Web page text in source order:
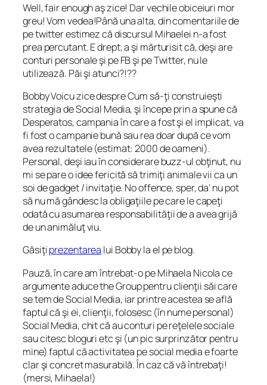
Well, fair enough aş zice! Dar vechile obiceiuri mor
greu! Vom vedea!Până una alta, din comentariile de
pe twitter estimez că discursul Mihaelei n-a fost
prea percutant. E drept, a şi mărturisit că, deşi are
conturi personale şi pe FB şi pe Twitter, nu le
utilizează. Păi şi atunci?!??
Bobby Voicu zice despre Cum să-ţi construieşti
strategia de Social Media, şi începe prin a spune că
Desperatos, campania în care a fost şi el implicat, va
fi fost o campanie bună sau rea doar după ce vom
avea rezultatele (estimat: 2000 de oameni).
Personal, deşi iau în considerare buzz-ul obţinut, nu
mi se pare o idee fericită să trimiţi animale vii ca un
soi de gadget / invitaţie. No offence, sper, da’ nu pot
să nu mă gândesc la obligaţiile pe care le capeţi
odată cu asumarea responsabilităţii de a avea grijă
de un animăluţ viu.
Găsiţiprezentarea lui Bobby la el pe blog.
Pauză, în care am întrebat-o pe Mihaela Nicola ce
argumente aduce the Group pentru clienţii săi care
se tem de Social Media, iar printre acestea se află
faptul că şi ei, clienţii, folosesc (în nume personal)
Social Media, chit că au conturi pe reţelele sociale
sau citesc bloguri etc şi (un pic surprinzător pentru
mine) faptul că activitatea pe social media e foarte
clar şi concret masurabilă. În caz că vă întrebaţi!
(mersi, Mihaela!)